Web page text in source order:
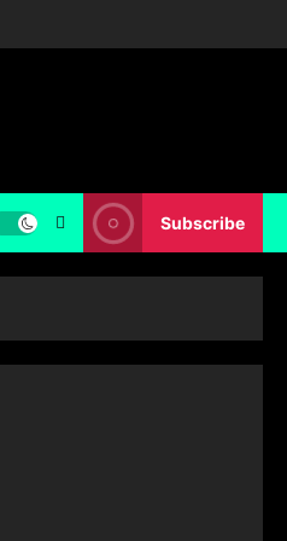
Subscribe